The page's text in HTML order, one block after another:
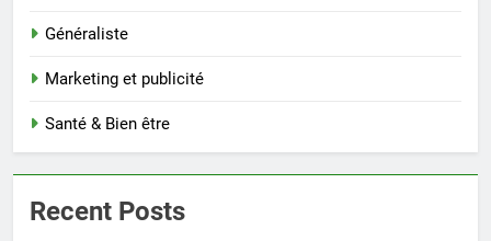
Généraliste
Marketing et publicité
Santé & Bien être
Recent Posts